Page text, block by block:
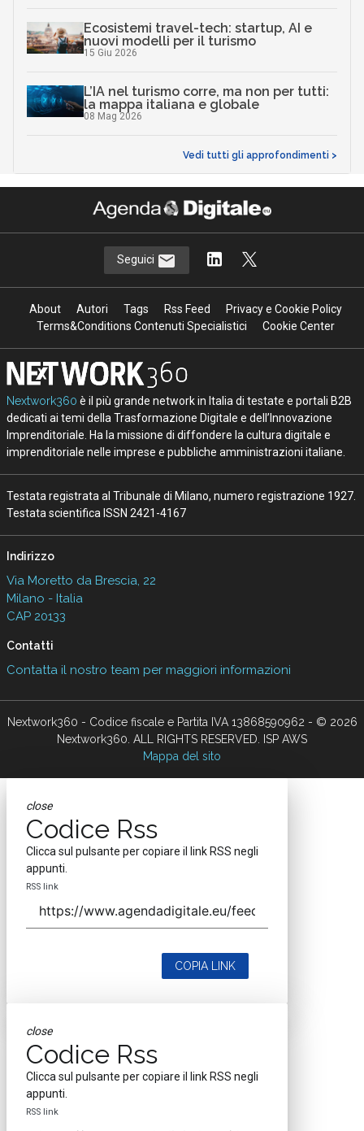
Ecosistemi travel-tech: startup, AI e
nuovi modelli per il turismo
15 Giu 2026
L’IA nel turismo corre, ma non per tutti:
la mappa italiana e globale
08 Mag 2026
Vedi tutti gli approfondimenti >
Seguici
About Autori Tags Rss Feed
Privacy e Cookie Policy
Terms&Conditions Contenuti Specialistici
Cookie Center
Nextwork360 è il più grande network in Italia di testate e portali B2B
dedicati ai temi della Trasformazione Digitale e dell’Innovazione
Imprenditoriale. Ha la missione di diffondere la cultura digitale e
imprenditoriale nelle imprese e pubbliche amministrazioni italiane.
Testata registrata al Tribunale di Milano, numero registrazione 1927.
Testata scientifica ISSN 2421-4167
Indirizzo
Via Moretto da Brescia, 22
Milano - Italia
CAP 20133
Contatti
Contatta il nostro team per maggiori informazioni
Nextwork360 - Codice fiscale e Partita IVA 13868590962 - © 2026
Nextwork360. ALL RIGHTS RESERVED. ISP AWS
Mappa del sito
close
Codice Rss
Clicca sul pulsante per copiare il link RSS negli
appunti.
RSS link
COPIA LINK
close
Codice Rss
Clicca sul pulsante per copiare il link RSS negli
appunti.
RSS link